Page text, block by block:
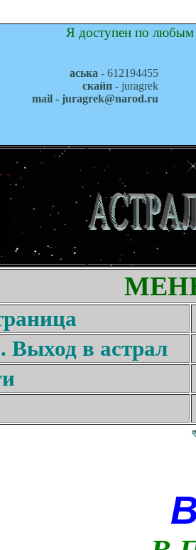
Я доступен по любым
аська - 612194455
скайп - juragrek
mail - juragrek@narod.ru
Выход в астрал